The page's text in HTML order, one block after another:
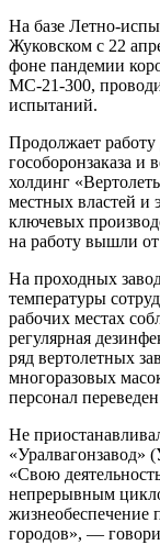
На базе Летно-
Жуковском с 22
фоне пандемии
МС-21-300,
испытаний.
Продолжает
гособоронзаказа и
холдинг
местных властей и
ключевых
на работу вышли
На проходных
температуры
рабочих местах
регулярная
ряд вертолетных
многоразовых
персонал
Не
«Уралвагонзавод»
«Свою
непрерывным
жизнеобеспечение
городов», —